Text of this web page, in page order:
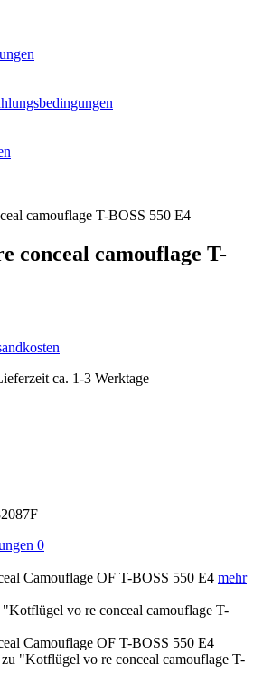
conceal camouflage T-
ca. 1-3 Werktage
0
Camouflage OF T-BOSS 550 E4 mehr
vo re conceal camouflage T-
Camouflage OF T-BOSS 550 E4
"Kotflügel vo re conceal camouflage T-